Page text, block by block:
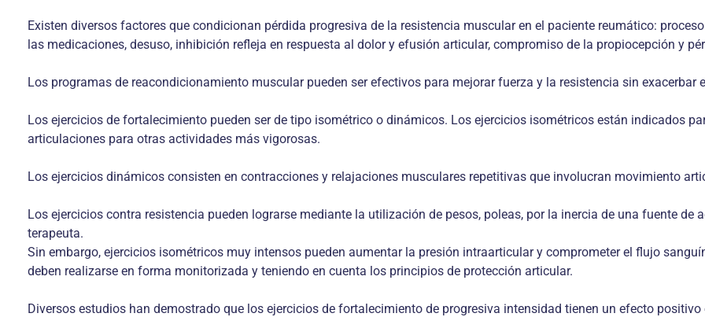
Existen diversos factores que condicionan pérdida progresiva de la resistencia muscular en el paciente reumático:
las medicaciones, desuso, inhibición refleja en respuesta al dolor y efusión articular, compromiso de la propiocepción y
Los programas de reacondicionamiento muscular pueden ser efectivos para mejorar fuerza y la resistencia sin exacerbar
Los ejercicios de fortalecimiento pueden ser de tipo isométrico o dinámicos. Los ejercicios isométricos están indicados
articulaciones para otras actividades más vigorosas.
Los ejercicios dinámicos consisten en contracciones y relajaciones musculares repetitivas que involucran movimiento
Los ejercicios contra resistencia pueden lograrse mediante la utilización de pesos, poleas, por la inercia de una fuente de
terapeuta.
Sin embargo, ejercicios isométricos muy intensos pueden aumentar la presión intraarticular y comprometer el flujo
deben realizarse en forma monitorizada y teniendo en cuenta los principios de protección articular.
Diversos estudios han demostrado que los ejercicios de fortalecimiento de progresiva intensidad tienen un efecto